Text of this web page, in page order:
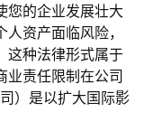
您的企业发展壮大
资产面临风险，
这种法律形式属于
业责任限制在公司
）是以扩大国际影